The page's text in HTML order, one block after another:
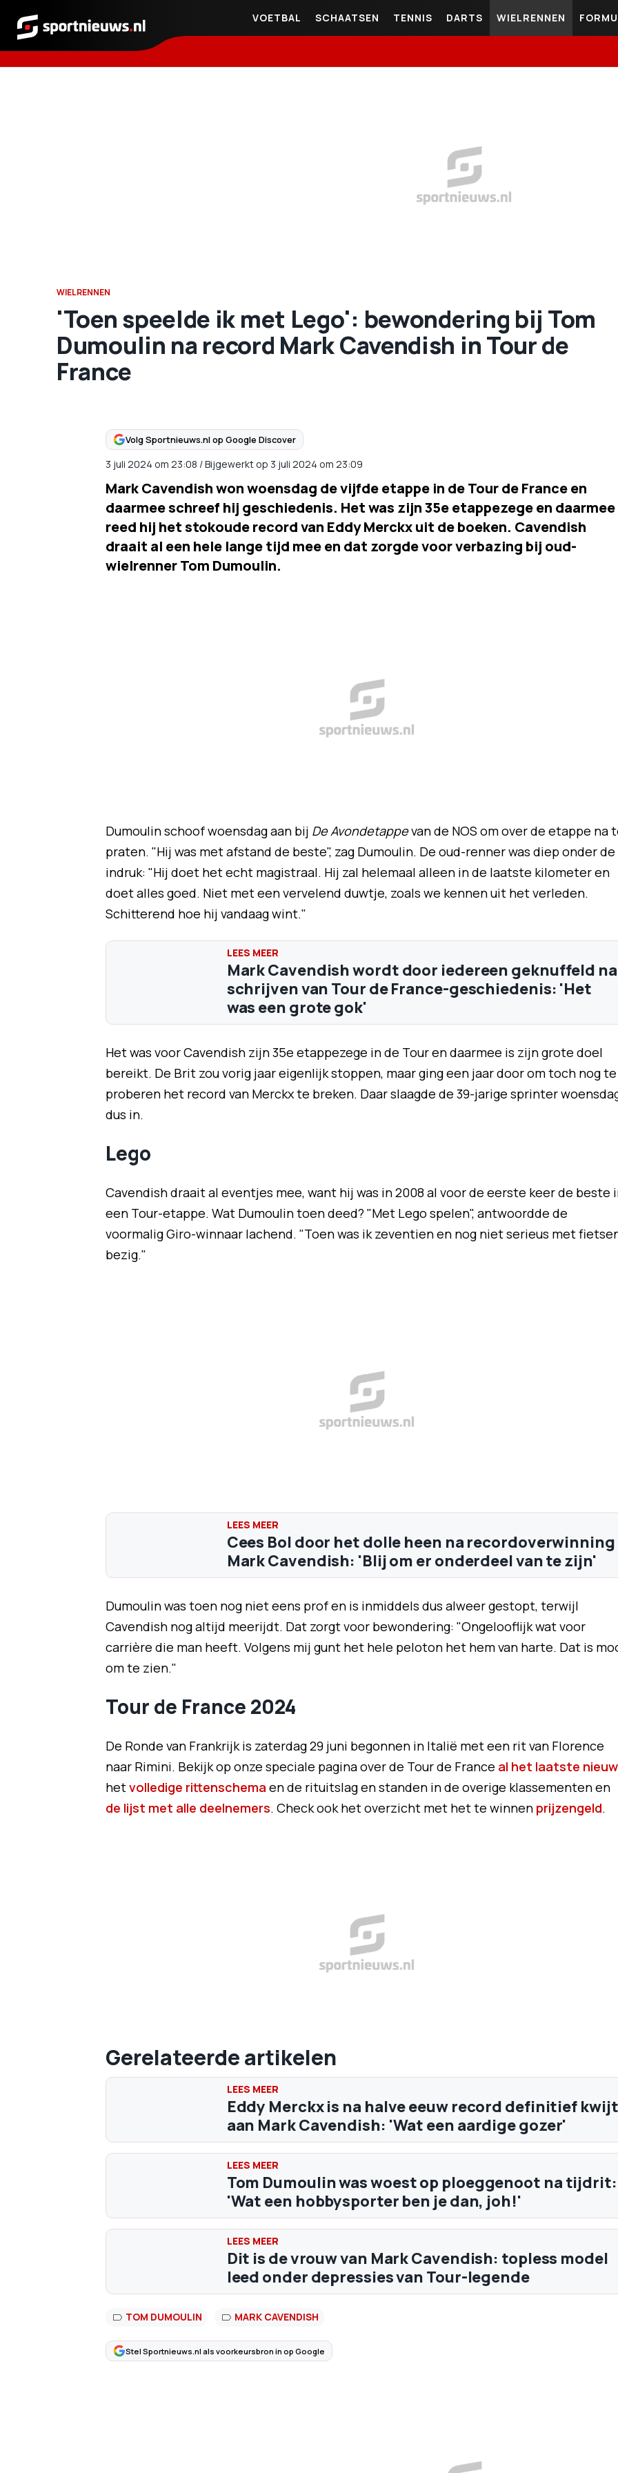
Sportnieuws.nl
VOETBAL SCHAATSEN TENNIS DARTS WIELRENNEN
WIELRENNEN
'Toen speelde ik met Lego': bewondering bij Tom
Dumoulin na record Mark Cavendish in Tour de
France
Volg Sportnieuws.nl op Google Discover
3 juli 2024 om 23:08 /Bijgewerkt op 3 juli 2024 om 23:09
Mark Cavendish won woensdag de vijfde etappe in de Tour de France en
daarmee schreef hij geschiedenis. Het was zijn 35e etappezege en daarmee
reed hij het stokoude record van Eddy Merckx uit de boeken. Cavendish
draait al een hele lange tijd mee en dat zorgde voor verbazing bij oud-
wielrenner Tom Dumoulin.
Dumoulin schoof woensdag aan bij De Avondetappevan de NOS om over de etappe na
praten. "Hij was met afstand de beste", zag Dumoulin. De oud-renner was diep onder de
indruk: "Hij doet het echt magistraal. Hij zal helemaal alleen in de laatste kilometer en
doet alles goed. Niet met een vervelend duwtje, zoals we kennen uit het verleden.
Schitterend hoe hij vandaag wint."
Mark Cavendish wordt door iedereen geknuffeld na
schrijven van Tour de France-geschiedenis: 'Het
was een grote gok'
Het was voor Cavendish zijn 35e etappezege in de Tour en daarmee is zijn grote doel
bereikt. De Brit zou vorig jaar eigenlijk stoppen, maar ging een jaar door om toch nog te
proberen het record van Merckx te breken. Daar slaagde de 39-jarige sprinter
dus in.
Lego
Cavendish draait al eventjes mee, want hij was in 2008 al voor de eerste keer de beste
een Tour-etappe. Wat Dumoulin toen deed? "Met Lego spelen", antwoordde de
voormalig Giro-winnaar lachend. "Toen was ik zeventien en nog niet serieus met
bezig."
Cees Bol door het dolle heen na recordoverwinning
Mark Cavendish: 'Blij om er onderdeel van te zijn'
Dumoulin was toen nog niet eens prof en is inmiddels dus alweer gestopt, terwijl
Cavendish nog altijd meerijdt. Dat zorgt voor bewondering: "Ongelooflijk wat voor
carrière die man heeft. Volgens mij gunt het hele peloton het hem van harte. Dat is
om te zien."
Tour de France 2024
De Ronde van Frankrijk is zaterdag 29 juni begonnen in Italië met een rit van Florence
naar Rimini. Bekijk op onze speciale pagina over de Tour de France al het laatste
hetvolledige rittenschema en de rituitslag en standen in de overige klassementen en
de lijst met alle deelnemers. Check ook het overzicht met het te winnen prijzengeld.
Gerelateerde artikelen
Eddy Merckx is na halve eeuw record definitief kwijt
aan Mark Cavendish: 'Wat een aardige gozer'
Tom Dumoulin was woest op ploeggenoot na tijdrit:
'Wat een hobbysporter ben je dan, joh!'
Dit is de vrouw van Mark Cavendish: topless model
leed onder depressies van Tour-legende
TOM DUMOULIN MARK CAVENDISH
Stel Sportnieuws.nl als voorkeursbron in op Google